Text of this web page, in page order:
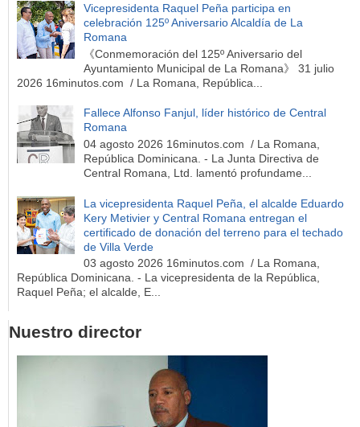
Vicepresidenta Raquel Peña participa en
celebración 125º Aniversario Alcaldía de La
Romana
《Conmemoración del 125º Aniversario del
Ayuntamiento Municipal de La Romana》 31 julio
2026 16minutos.com / La Romana, República...
Fallece Alfonso Fanjul, líder histórico de Central
Romana
04 agosto 2026 16minutos.com / La Romana,
República Dominicana. - La Junta Directiva de
Central Romana, Ltd. lamentó profundame...
La vicepresidenta Raquel Peña, el alcalde Eduardo
Kery Metivier y Central Romana entregan el
certificado de donación del terreno para el techado
de Villa Verde
03 agosto 2026 16minutos.com / La Romana,
República Dominicana. - La vicepresidenta de la República,
Raquel Peña; el alcalde, E...
Nuestro director